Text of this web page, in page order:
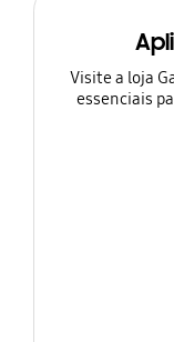
Visite a loja
essenciais